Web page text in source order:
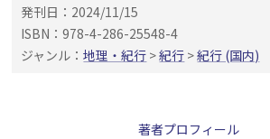
発刊日：2024/11/15
ISBN：978-4-286-25548-4
ジャンル：地理・紀行 >紀行 >紀行 (国内)
著者プロフィール